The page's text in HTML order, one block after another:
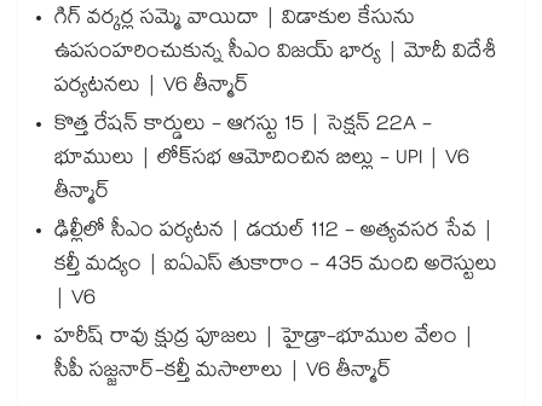
గిగ్ వర్కర్ల సమ్మె వాయిదా | విడాకుల కేసును
ఉపసంహరించుకున్న సీఎం విజయ్ భార్య | మోదీ విదేశీ
పర్యటనలు | V6 తీన్మార్
కొత్త రేషన్ కార్డులు - ఆగస్టు 15 | సెక్షన్ 22A -
భూములు | లోక్‌సభ ఆమోదించిన బిల్లు - UPI | V6
తీన్మార్
ఢిల్లీలో సీఎం పర్యటన | డయల్ 112 - అత్యవసర సేవ |
కల్తీ మద్యం | ఐఏఎస్ తుకారాం - 435 మంది అరెస్టులు
| V6
హరీష్ రావు క్షుద్ర పూజలు | హైడ్రా-భూముల వేలం |
సీపీ సజ్జనార్-కల్తీ మసాలాలు | V6 తీన్మార్